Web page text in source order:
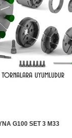
G100 SET 3 M33